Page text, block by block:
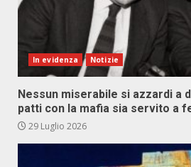
In evidenza Notizie
Nessun miserabile si azzardi a
patti con la mafia sia servito a
29 Luglio 2026